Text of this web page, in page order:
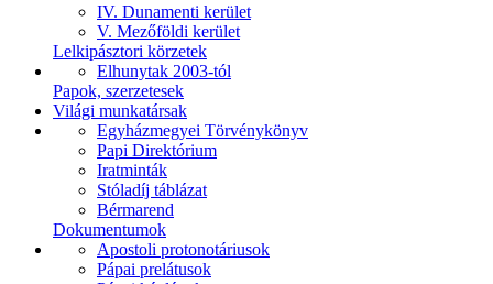
IV. Dunamenti kerület
V. Mezőföldi kerület
Lelkipásztori körzetek
Elhunytak 2003-tól
Papok, szerzetesek
Világi munkatársak
Egyházmegyei Törvénykönyv
Papi Direktórium
Iratminták
Stóladíj táblázat
Bérmarend
Dokumentumok
Apostoli protonotáriusok
Pápai prelátusok